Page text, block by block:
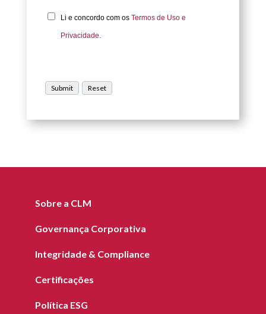
Li e concordo com os Termos de Uso e
Privacidade.
Sobre a CLM
Governança Corporativa
Integridade & Compliance
Certificações
Política ESG